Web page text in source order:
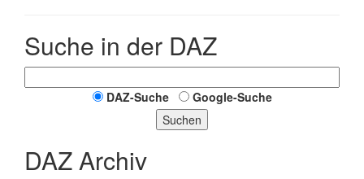
Suche in der DAZ
DAZ-Suche
Google-Suche
Suchen
DAZ Archiv